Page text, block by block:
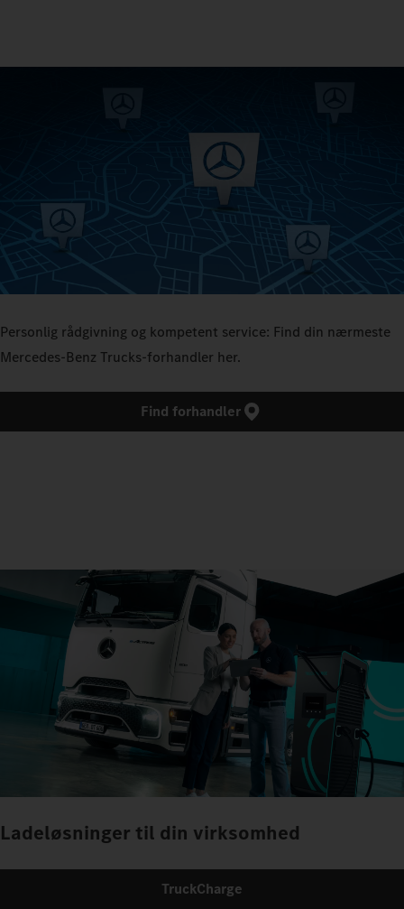
Personlig rådgivning og kompetent service: Find din nærmeste
Mercedes‑Benz Trucks-forhandler her.
Find forhandler
Ladeløsninger til din virksomhed
TruckCharge